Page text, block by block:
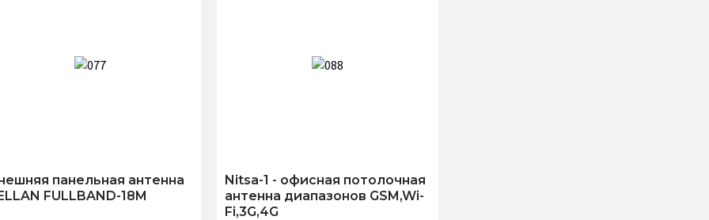
панельная антенна
FULLBAND-18M
Nitsa-1 - офисная потолочная
антенна диапазонов GSM,Wi-
Fi,3G,4G